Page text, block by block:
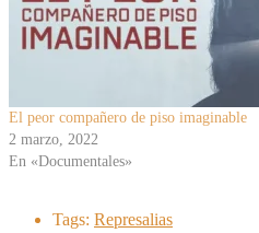
El peor compañero de piso imaginable
2 marzo, 2022
En «Documentales»
Tags: Represalias